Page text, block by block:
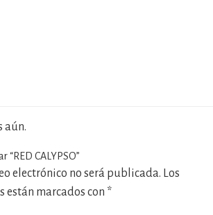
aún.
CALYPSO”
electrónico no será publicada. Los
marcados con *